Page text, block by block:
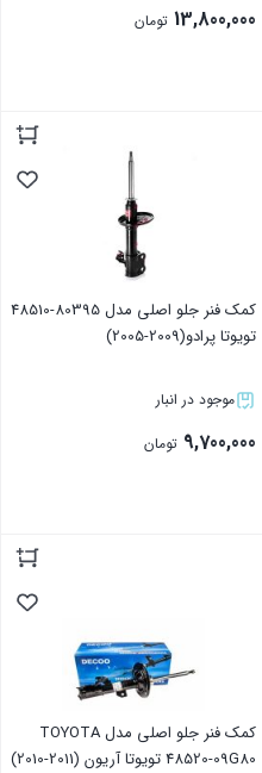
13,800,000 تومان
کمک فنر جلو اصلی مدل 80395-48510
تویوتا پرادو(2009-2005)
موجود در انبار
9,700,000 تومان
کمک فنر جلو اصلی مدل TOYOTA
48520-09G80 تویوتا آریون (2011-2010)